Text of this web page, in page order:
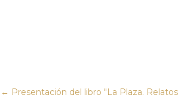
← Presentación del libro "La Plaza.